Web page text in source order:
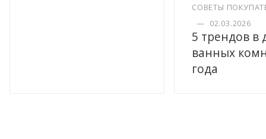
СОВЕТЫ
— 02.03.2026
5 трендов в
ванных
года